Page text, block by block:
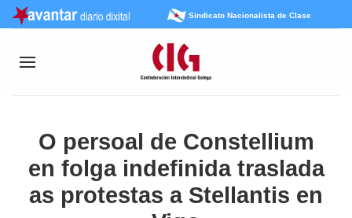
Sindicato Nacionalista de Clase
O persoal de Constellium
en folga indefinida traslada
as protestas a Stellantis en